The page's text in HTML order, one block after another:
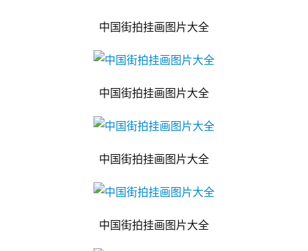
中国街拍挂画图片大全
中国街拍挂画图片大全
中国街拍挂画图片大全
中国街拍挂画图片大全